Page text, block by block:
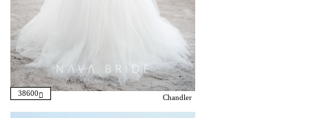
38600 Chandler